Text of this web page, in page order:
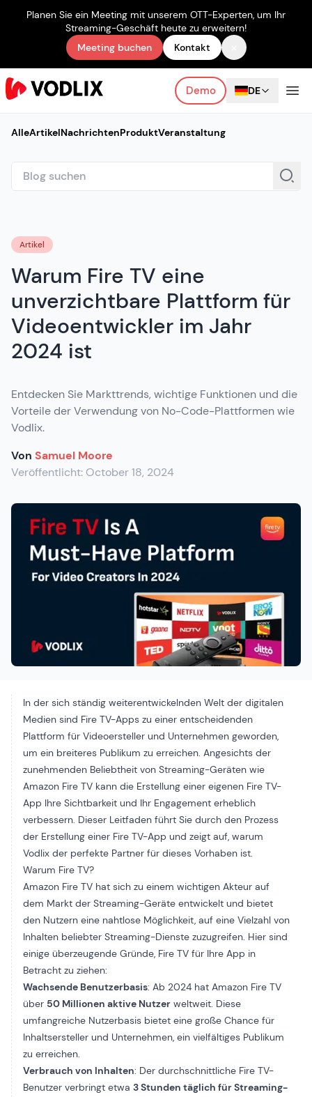
Planen Sie ein Meeting mit unserem OTT-Experten, um Ihr
Streaming-Geschäft heute zu erweitern!
Meeting buchen
Kontakt
Demo DE
AlleArtikelNachrichtenProduktVeranstaltung
Artikel
Warum Fire TV eine
unverzichtbare Plattform für
Videoentwickler im Jahr
2024 ist
Entdecken Sie Markttrends, wichtige Funktionen und die
Vorteile der Verwendung von No-Code-Plattformen wie
Vodlix.
Von Samuel Moore
Veröffentlicht: October 18, 2024
In der sich ständig weiterentwickelnden Welt der digitalen
Medien sind Fire TV-Apps zu einer entscheidenden
Plattform für Videoersteller und Unternehmen geworden,
um ein breiteres Publikum zu erreichen. Angesichts der
zunehmenden Beliebtheit von Streaming-Geräten wie
Amazon Fire TV kann die Erstellung einer eigenen Fire TV-
App Ihre Sichtbarkeit und Ihr Engagement erheblich
verbessern. Dieser Leitfaden führt Sie durch den Prozess
der Erstellung einer Fire TV-App und zeigt auf, warum
Vodlix der perfekte Partner für dieses Vorhaben ist.
Warum Fire TV?
Amazon Fire TV hat sich zu einem wichtigen Akteur auf
dem Markt der Streaming-Geräte entwickelt und bietet
den Nutzern eine nahtlose Möglichkeit, auf eine Vielzahl von
Inhalten beliebter Streaming-Dienste zuzugreifen. Hier sind
einige überzeugende Gründe, Fire TV für Ihre App in
Betracht zu ziehen:
Wachsende Benutzerbasis: Ab 2024 hat Amazon Fire TV
über 50 Millionen aktive Nutzer weltweit. Diese
umfangreiche Nutzerbasis bietet eine große Chance für
Inhaltsersteller und Unternehmen, ein vielfältiges Publikum
zu erreichen.
Verbrauch von Inhalten: Der durchschnittliche Fire TV-
Benutzer verbringt etwa 3 Stunden täglich für Streaming-